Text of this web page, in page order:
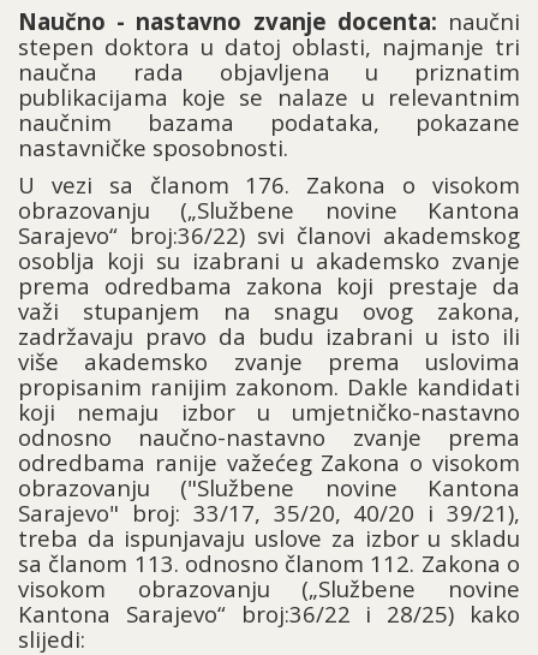
Naučno - nastavno zvanje docenta: naučni
stepen doktora u datoj oblasti, najmanje tri
naučna rada objavljena u priznatim
publikacijama koje se nalaze u relevantnim
naučnim bazama podataka, pokazane
nastavničke sposobnosti.
U vezi sa članom 176. Zakona o visokom
obrazovanju („Službene novine Kantona
Sarajevo“ broj:36/22) svi članovi akademskog
osoblja koji su izabrani u akademsko zvanje
prema odredbama zakona koji prestaje da
važi stupanjem na snagu ovog zakona,
zadržavaju pravo da budu izabrani u isto ili
više akademsko zvanje prema uslovima
propisanim ranijim zakonom. Dakle kandidati
koji nemaju izbor u umjetničko-nastavno
odnosno naučno-nastavno zvanje prema
odredbama ranije važećeg Zakona o visokom
obrazovanju ("Službene novine Kantona
Sarajevo" broj: 33/17, 35/20, 40/20 i 39/21),
treba da ispunjavaju uslove za izbor u skladu
sa članom 113. odnosno članom 112. Zakona o
visokom obrazovanju („Službene novine
Kantona Sarajevo“ broj:36/22 i 28/25) kako
slijedi: